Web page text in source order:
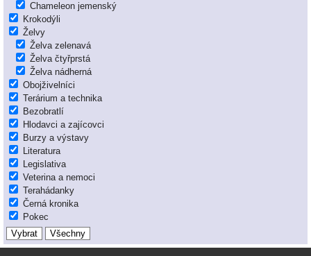
Chameleon jemenský
Krokodýli
Želvy
Želva zelenavá
Želva čtyřprstá
Želva nádherná
Obojživelníci
Terárium a technika
Bezobratlí
Hlodavci a zajícovci
Burzy a výstavy
Literatura
Legislativa
Veterina a nemoci
Terahádanky
Černá kronika
Pokec